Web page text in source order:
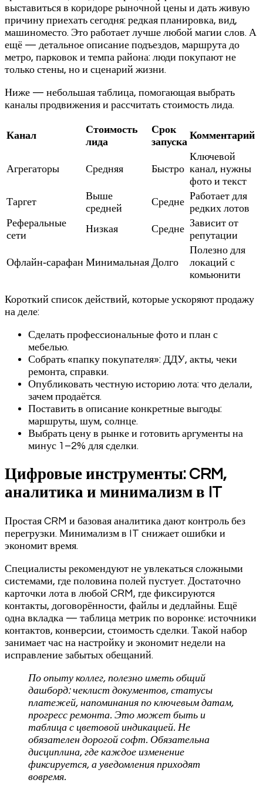
выставиться в коридоре рыночной цены и дать живую
причину приехать сегодня: редкая планировка, вид,
машиноместо. Это работает лучше любой магии слов. А
ещё — детальное описание подъездов, маршрута до
метро, парковок и темпа района: люди покупают не
только стены, но и сценарий жизни.
Ниже — небольшая таблица, помогающая выбрать
каналы продвижения и рассчитать стоимость лида.
Канал
Стоимость
лида
Срок
запуска
Комментарий
Агрегаторы Средняя Быстро
Ключевой
канал, нужны
фото и текст
Таргет
Выше
средней
Средне
Работает для
редких лотов
Реферальные
сети
Низкая Средне
Зависит от
репутации
Офлайн‑сарафан Минимальная Долго
Полезно для
локаций с
комьюнити
Короткий список действий, которые ускоряют продажу
на деле:
Сделать профессиональные фото и план с
мебелью.
Собрать «папку покупателя»: ДДУ, акты, чеки
ремонта, справки.
Опубликовать честную историю лота: что делали,
зачем продаётся.
Поставить в описание конкретные выгоды:
маршруты, шум, солнце.
Выбрать цену в рынке и готовить аргументы на
минус 1–2% для сделки.
Цифровые инструменты: CRM,
аналитика и минимализм в IT
Простая CRM и базовая аналитика дают контроль без
перегрузки. Минимализм в IT снижает ошибки и
экономит время.
Специалисты рекомендуют не увлекаться сложными
системами, где половина полей пустует. Достаточно
карточки лота в любой CRM, где фиксируются
контакты, договорённости, файлы и дедлайны. Ещё
одна вкладка — таблица метрик по воронке: источники
контактов, конверсии, стоимость сделки. Такой набор
занимает час на настройку и экономит недели на
исправление забытых обещаний.
По опыту коллег, полезно иметь общий
дашборд: чеклист документов, статусы
платежей, напоминания по ключевым датам,
прогресс ремонта. Это может быть и
таблица с цветовой индикацией. Не
обязателен дорогой софт. Обязательна
дисциплина, где каждое изменение
фиксируется, а уведомления приходят
вовремя.